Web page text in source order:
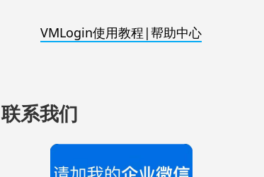
VMLogin使用教程|帮助中心
联系我们